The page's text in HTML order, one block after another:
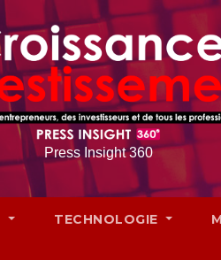
Press Insight 360
TECHNOLOGIE